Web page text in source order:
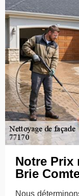
Notre Prix
Brie
Nous